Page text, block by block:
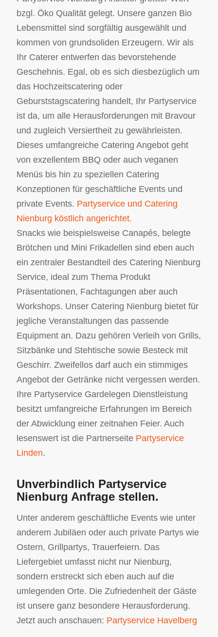
bzgl. Öko Qualität gelegt. Unsere ganzen Bio
Lebensmittel sind sorgfältig ausgewählt und
kommen von grundsoliden Erzeugern. Wir als
Ihr Caterer entwerfen das bevorstehende
Geschehnis. Egal, ob es sich diesbezüglich um
das Hochzeitscatering oder
Geburststagscatering handelt, Ihr Partyservice
ist da, um alle Herausforderungen mit Bravour
und zugleich Versiertheit zu gewährleisten.
Dieses umfangreiche Catering Angebot geht
von exzellentem BBQ oder auch veganen
Menüs bis hin zu speziellen Catering
Konzeptionen für geschäftliche Events und
private Events. Partyservice und Catering
Nienburg köstlich angerichtet.
Snacks wie beispielsweise Canapés, belegte
Brötchen und Mini Frikadellen sind eben auch
ein zentraler Bestandteil des Catering Nienburg
Service, ideal zum Thema Produkt
Präsentationen, Fachtagungen aber auch
Workshops. Unser Catering Nienburg bietet für
jegliche Veranstaltungen das passende
Equipment an. Dazu gehören Verleih von Grills,
Sitzbänke und Stehtische sowie Besteck mit
Geschirr. Zweifellos darf auch ein stimmiges
Angebot der Getränke nicht vergessen werden.
Ihre Partyservice Gardelegen Dienstleistung
besitzt umfangreiche Erfahrungen im Bereich
der Abwicklung einer zeitnahen Feier. Auch
lesenswert ist die Partnerseite Partyservice
Linden.
Unverbindlich Partyservice
Nienburg Anfrage stellen.
Unter anderem geschäftliche Events wie unter
anderem Jubiläen oder auch private Partys wie
Ostern, Grillpartys, Trauerfeiern. Das
Liefergebiet umfasst nicht nur Nienburg,
sondern erstreckt sich eben auch auf die
umlegenden Orte. Die Zufriedenheit der Gäste
ist unsere ganz besondere Herausforderung.
Jetzt auch anschauen: Partyservice Havelberg